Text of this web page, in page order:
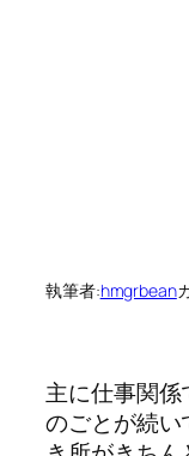
執筆者:hmgrbean
主に仕事関
のごとが続